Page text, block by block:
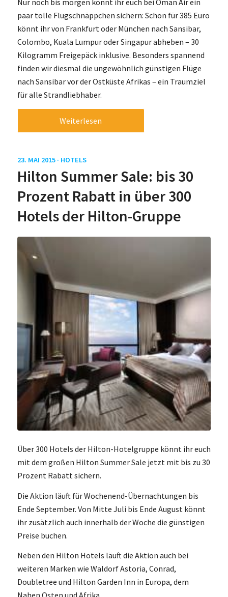
Nur noch bis morgen könnt ihr euch bei Oman Air ein
paar tolle Flugschnäppchen sichern: Schon für 385 Euro
könnt ihr von Frankfurt oder München nach Sansibar,
Colombo, Kuala Lumpur oder Singapur abheben – 30
Kilogramm Freigepäck inklusive. Besonders spannend
finden wir diesmal die ungewöhnlich günstigen Flüge
nach Sansibar vor der Ostküste Afrikas – ein Traumziel
für alle Strandliebhaber.
Weiterlesen
23. MAI 2015 · HOTELS
Hilton Summer Sale: bis 30
Prozent Rabatt in über 300
Hotels der Hilton-Gruppe
Über 300 Hotels der Hilton-Hotelgruppe könnt ihr euch
mit dem großen Hilton Summer Sale jetzt mit bis zu 30
Prozent Rabatt sichern.
Die Aktion läuft für Wochenend-Übernachtungen bis
Ende September. Von Mitte Juli bis Ende August könnt
ihr zusätzlich auch innerhalb der Woche die günstigen
Preise buchen.
Neben den Hilton Hotels läuft die Aktion auch bei
weiteren Marken wie Waldorf Astoria, Conrad,
Doubletree und Hilton Garden Inn in Europa, dem